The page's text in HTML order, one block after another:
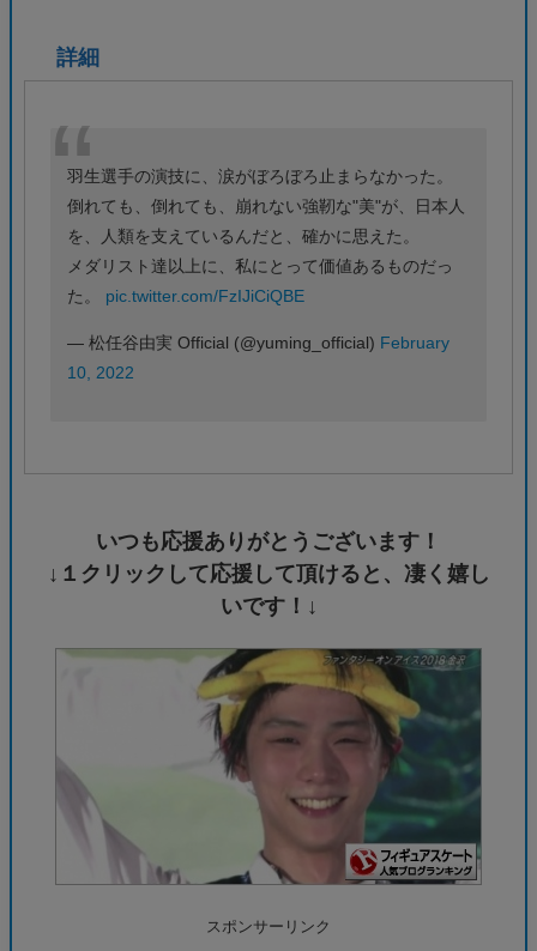
詳細
羽生選手の演技に、涙がぼろぼろ止まらなかった。
倒れても、倒れても、崩れない強靭な"美"が、日本人
を、人類を支えているんだと、確かに思えた。
メダリスト達以上に、私にとって価値あるものだっ
た。 pic.twitter.com/FzIJiCiQBE
— 松任谷由実 Official (@yuming_official) February
10, 2022
いつも応援ありがとうございます！
↓１クリックして応援して頂けると、凄く嬉し
いです！↓
スポンサーリンク